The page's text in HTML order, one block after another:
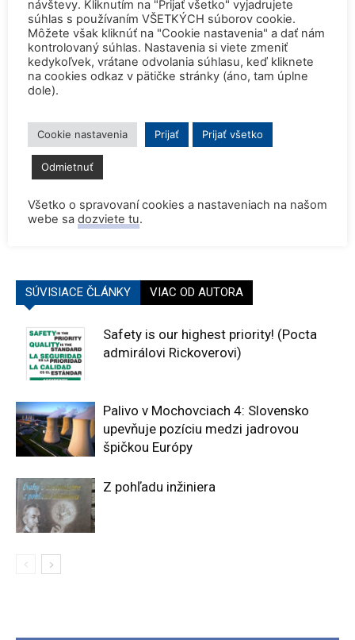
ZDROJ
NUCNET
TAGY
Európa Európska únia jadro Maďarsko
Predchádzajúci článok
Keby aktivistom skutočne šlo
o záchranu klímy, nehlásili by
Ruská plávajúca jadrová
SÚVISIACE ČLÁNKY VIAC OD AUTORA
Safety is our highest priority! (Pocta
admirálovi Rickoverovi)
Palivo v Mochovciach 4: Slovensko
upevňuje pozíciu medzi jadrovou
špičkou Európy
Z pohľadu inžiniera
návštevy. Kliknutím na "Prijať všetko" vyjadrujete
súhlas s používaním VŠETKÝCH súborov cookie.
Môžete však kliknúť na "Cookie nastavenia" a dať nám
kontrolovaný súhlas. Nastavenia si viete zmeniť
kedykoľvek, vrátane odvolania súhlasu, keď kliknete
na cookies odkaz v pätičke stránky (áno, tam úplne
dole).
Cookie nastavenia Prijať Prijať všetko
Odmietnuť
Všetko o spravovaní cookies a nastaveniach na našom
webe sa dozviete tu.